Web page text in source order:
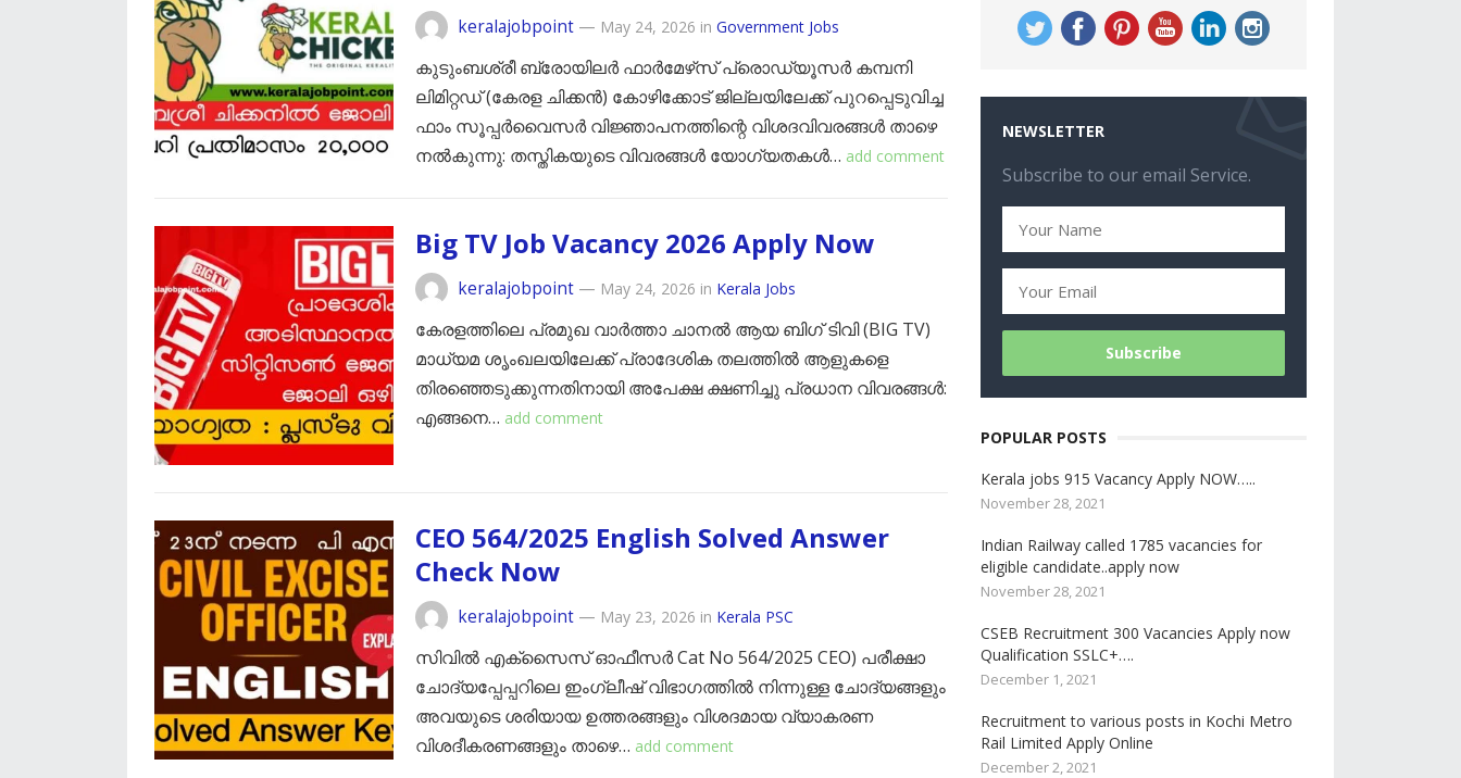
keralajobpoint — May 24, 2026 in Government Jobs
കുടുംബശ്രീ ബ്രോയിലർ ഫാർമേഴ്‌സ് പ്രൊഡ്യൂസർ കമ്പനി
ലിമിറ്റഡ് (കേരള ചിക്കൻ) കോഴിക്കോട് ജില്ലയിലേക്ക് പുറപ്പെടുവിച്ച
ഫാം സൂപ്പർവൈസർ വിജ്ഞാപനത്തിന്റെ വിശദവിവരങ്ങൾ താഴെ
നൽകുന്നു: ​തസ്തികയുടെ വിവരങ്ങൾ ​യോഗ്യതകൾ… add comment
Big TV Job Vacancy 2026 Apply Now
keralajobpoint — May 24, 2026 in Kerala Jobs
കേരളത്തിലെ പ്രമുഖ വാർത്താ ചാനൽ ആയ ​ബിഗ് ടിവി (BIG TV)
മാധ്യമ ശൃംഖലയിലേക്ക് പ്രാദേശിക തലത്തിൽ ആളുകളെ
തിരഞ്ഞെടുക്കുന്നതിനായി അപേക്ഷ ക്ഷണിച്ചു ​പ്രധാന വിവരങ്ങൾ:
​എങ്ങനെ… add comment
CEO 564/2025 English Solved Answer
Check Now
keralajobpoint — May 23, 2026 in Kerala PSC
സിവിൽ എക്സൈസ് ഓഫീസർ Cat No 564/2025 CEO) പരീക്ഷാ
ചോദ്യപ്പേപ്പറിലെ ഇംഗ്ലീഷ് വിഭാഗത്തിൽ നിന്നുള്ള ചോദ്യങ്ങളും
അവയുടെ ശരിയായ ഉത്തരങ്ങളും വിശദമായ വ്യാകരണ
വിശദീകരണങ്ങളും താഴെ… add comment
NEWSLETTER
Subscribe to our email Service.
POPULAR POSTS
Kerala jobs 915 Vacancy Apply NOW…..
November 28, 2021
Indian Railway called 1785 vacancies for
eligible candidate..apply now
November 28, 2021
CSEB Recruitment 300 Vacancies Apply now
Qualification SSLC+….
December 1, 2021
Recruitment to various posts in Kochi Metro
Rail Limited Apply Online
December 2, 2021